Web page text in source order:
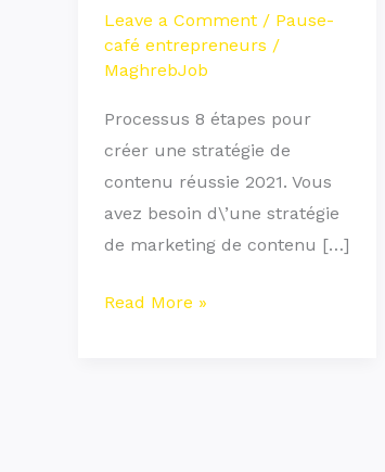
Leave a Comment / Pause-
café entrepreneurs /
MaghrebJob
Processus 8 étapes pour
créer une stratégie de
contenu réussie 2021. Vous
avez besoin d\’une stratégie
de marketing de contenu […]
Read More »